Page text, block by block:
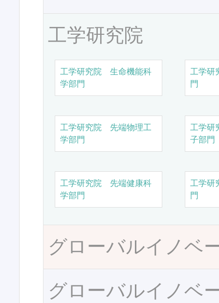
工学研究院
工学研究院 生命機能科
学部門
工学研
門
工学研究院 先端物理工
学部門
工学研
子部門
工学研究院 先端健康科
学部門
工学研
門
グローバルイノベ
グローバルイノベ